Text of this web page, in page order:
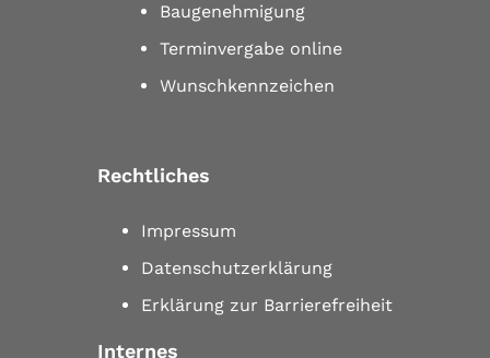
Baugenehmigung
Terminvergabe online
Wunschkennzeichen
Rechtliches
Impressum
Datenschutzerklärung
Erklärung zur Barrierefreiheit
Internes